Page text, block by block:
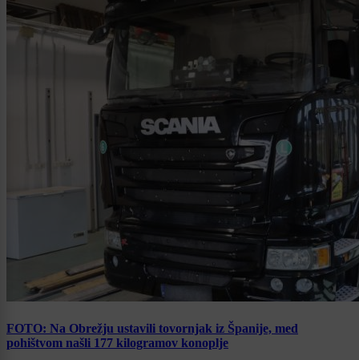
FOTO: Na Obrežju ustavili tovornjak iz Španije, med
pohištvom našli 177 kilogramov konoplje